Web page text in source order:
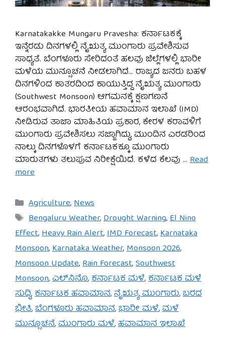
Karnatakakke Mungaru Pravesha: ಕರ್ನಾಟಕಕ್ಕೆ
ಇನ್ನೆರಡು ದಿನಗಳಲ್ಲಿ ನೈಋತ್ಯ ಮುಂಗಾರು ಪ್ರವೇಶಿಸುವ
ಸಾಧ್ಯತೆ. ಬೆಂಗಳೂರು ಸೇರಿದಂತೆ ಹಲವು ಜಿಲ್ಲೆಗಳಲ್ಲಿ ಭಾರೀ
ಮಳೆಯ ಮುನ್ಸೂಚನೆ ನೀಡಲಾಗಿದೆ… ರಾಜ್ಯದ ಜನರು ಬಹಳ
ದಿನಗಳಿಂದ ಕಾತರದಿಂದ ಕಾಯುತ್ತಿದ್ದ ನೈಋತ್ಯ ಮುಂಗಾರು
(Southwest Monsoon) ಆಗಮನಕ್ಕೆ ಕ್ಷಣಗಣನೆ
ಆರಂಭವಾಗಿದೆ. ಭಾರತೀಯ ಹವಾಮಾನ ಇಲಾಖೆ (IMD)
ನೀಡಿರುವ ತಾಜಾ ಮಾಹಿತಿಯ ಪ್ರಕಾರ, ಕೇರಳ ಕರಾವಳಿಗೆ
ಮುಂಗಾರು ಪ್ರವೇಶಿಸಲು ಸಜ್ಜಾಗಿದ್ದು, ಮುಂದಿನ ಎರಡರಿಂದ
ನಾಲ್ಕು ದಿನಗಳೊಳಗೆ ಕರ್ನಾಟಕಕ್ಕೂ ಮುಂಗಾರು
ಮಾರುತಗಳು ತಲುಪುವ ನಿರೀಕ್ಷೆಯಿದೆ. ಕಳೆದ ಕೆಲವು … Read
more
Categories
Agriculture,News
Tags
Bengaluru Weather,Drought Warning,El Nino
Effect,Heavy Rain Alert,IMD Forecast,Karnataka
Monsoon,Karnataka Weather,Monsoon 2026,
Monsoon Update,Rain Forecast,Southwest
Monsoon,ಎಲ್‌ನಿನೊ,ಕರ್ನಾಟಕ ಮಳೆ,ಕರ್ನಾಟಕ ಮಳೆ
ಸುದ್ದಿ,ಕರ್ನಾಟಕ ಹವಾಮಾನ,ನೈಋತ್ಯ ಮುಂಗಾರು,ಬರದ
ಭೀತಿ,ಬೆಂಗಳೂರು ಹವಾಮಾನ,ಭಾರೀ ಮಳೆ,ಮಳೆ
ಮುನ್ಸೂಚನೆ,ಮುಂಗಾರು ಮಳೆ,ಹವಾಮಾನ ಇಲಾಖೆ